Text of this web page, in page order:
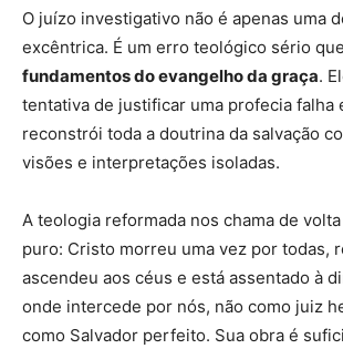
O juízo investigativo não é apenas uma
excêntrica. É um erro teológico sério que
fundamentos do evangelho da graça.
tentativa de justificar uma profecia falha
reconstrói toda a doutrina da salvação
visões e interpretações isoladas.
A teologia reformada nos chama de
puro: Cristo morreu uma vez por todas,
ascendeu aos céus e está assentado à
onde intercede por nós, não como juiz
como Salvador perfeito. Sua obra é